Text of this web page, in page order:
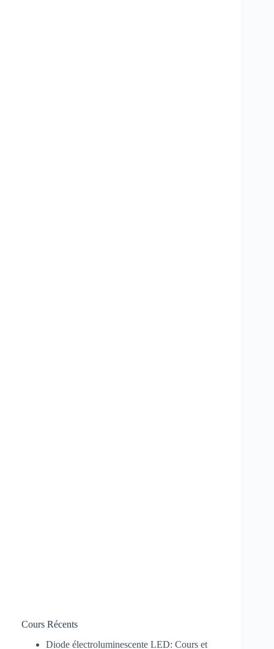
Cours Récents
Diode électroluminescente LED: Cours et